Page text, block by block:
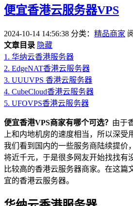
便宜香港云服务器VPS
2024-10-14 14:56:38 分类： 精品商家
文章目录 隐藏
1. 华纳云香港服务器
2. EdgeNAT香港云服务器
3. UUUVPS 香港云服务器
4. CubeCloud香港云服务器
5. UFOVPS香港云服务器
便宜香港VPS商家有哪个可选？ 由于
上和内地机房的速度相当，所以深受
我们看到国内的一些服务商陆续提价
将近千元，于是很多网友开始找找有
比较高的香港云服务器商家。在这篇
宜的香港云服务器。